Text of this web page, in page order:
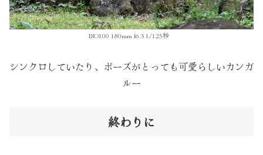
ISO100 180mm f6.3 1/125秒
シンクロしていたり、ポーズがとっても可愛らしいカンガ
ルー
終わりに